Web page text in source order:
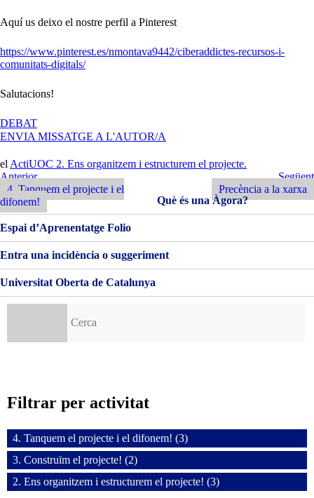
Aquí us deixo el nostre perfil a Pinterest
https://www.pinterest.es/nmontava9442/ciberaddictes-recursos-i-
comunitats-digitals/
Salutacions!
DEBATA
CAPÇALERA
PROJECTE
ENVIA MISSATGE A L'AUTOR/A
el ActiUOC 2. Ens organitzem i estructurem el projecte.
Navegació
d'entrades
Entrada
Anterior
Anterior
4. Tanquem el projecte i el
difonem!
Següent
Entrada
Següent
Precència a la xarxa
Què és una Àgora?
Espai d’Aprenentatge Folio
Entra una incidència o suggeriment
Universitat Oberta de Catalunya
Filtrar per activitat
4. Tanquem el projecte i el difonem! (3)
3. Construïm el projecte! (2)
2. Ens organitzem i estructurem el projecte! (3)